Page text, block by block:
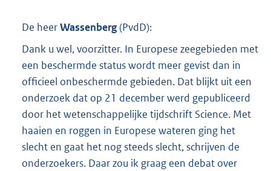
De heerWassenberg(PvdD):
Dank u wel, voorzitter. In Europese zeegebieden met
een beschermde status wordt meer gevist dan in
officieel onbeschermde gebieden. Dat blijkt uit een
onderzoek dat op 21 december werd gepubliceerd
door het wetenschappelijke tijdschrift Science. Met
haaien en roggen in Europese wateren ging het
slecht en gaat het nog steeds slecht, schrijven de
onderzoekers. Daar zou ik graag een debat over